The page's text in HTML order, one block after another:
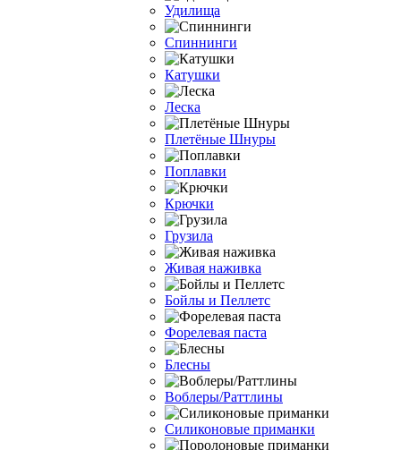
Удилища
Спиннинги
Катушки
Леска
Плетёные Шнуры
Поплавки
Крючки
Грузила
Живая наживка
Бойлы и Пеллетс
Форелевая паста
Блесны
Воблеры/Раттлины
Силиконовые приманки